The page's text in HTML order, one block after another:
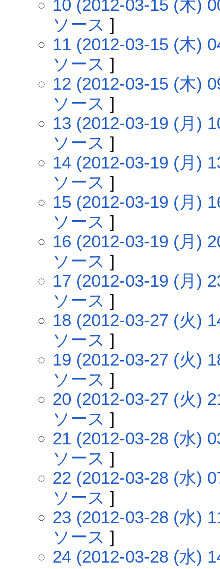
10 (2012-03-15 (木)
ソース ]
11 (2012-03-15 (木)
ソース ]
12 (2012-03-15 (木)
ソース ]
13 (2012-03-19 (月)
ソース ]
14 (2012-03-19 (月)
ソース ]
15 (2012-03-19 (月)
ソース ]
16 (2012-03-19 (月)
ソース ]
17 (2012-03-19 (月)
ソース ]
18 (2012-03-27 (火)
ソース ]
19 (2012-03-27 (火)
ソース ]
20 (2012-03-27 (火)
ソース ]
21 (2012-03-28 (水)
ソース ]
22 (2012-03-28 (水)
ソース ]
23 (2012-03-28 (水)
ソース ]
24 (2012-03-28 (水)